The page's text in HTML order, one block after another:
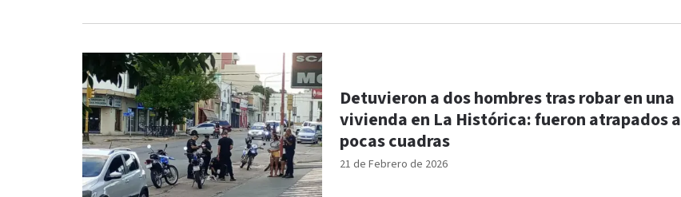
21 de Febrero de 2026
Detuvieron a dos hombres tras robar en una
vivienda en La Histórica: fueron atrapados a
pocas cuadras